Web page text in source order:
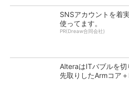
SNSアカウントを着
使ってます。
PR(Dreaw合同会社)
AlteraはITバブルを
先取りしたArmコア